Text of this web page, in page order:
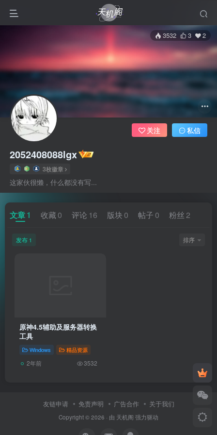
3532 3 2
2052408088lgx
3枚徽章
这家伙很懒，什么都没有写...
关注 私信
文章1 收藏 0 评论 16 版块 0 帖子 0 粉丝 2
发布 1 排序
原神4.5辅助及服务器转换
工具
Windows 精品资源
2年前 3532
友链申请 免责声明 广告合作 关于我们
Copyright © 2026 · 由 天机阁 强力驱动